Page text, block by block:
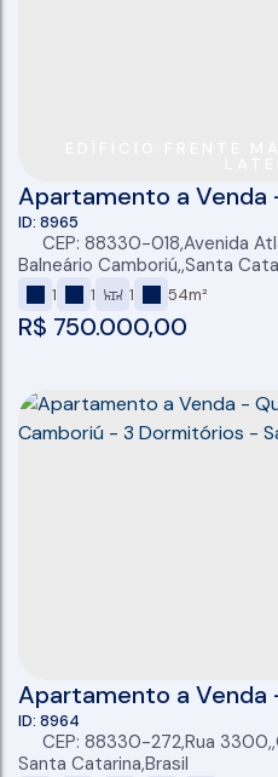
Apartamento a Venda
Unidade Lateral - 1
- - Balneário Camboriú
R$ 750.000,00
8965
CEP: 88330-018,Avenida
Balneário Camboriú ,Santa
1 1 1 54m²
Apartamento a Venda
Balneário Camboriú -
- Garagem Privativa
8964
CEP: 88330-272,Rua 3300 ,
Santa Catarina,Brasil